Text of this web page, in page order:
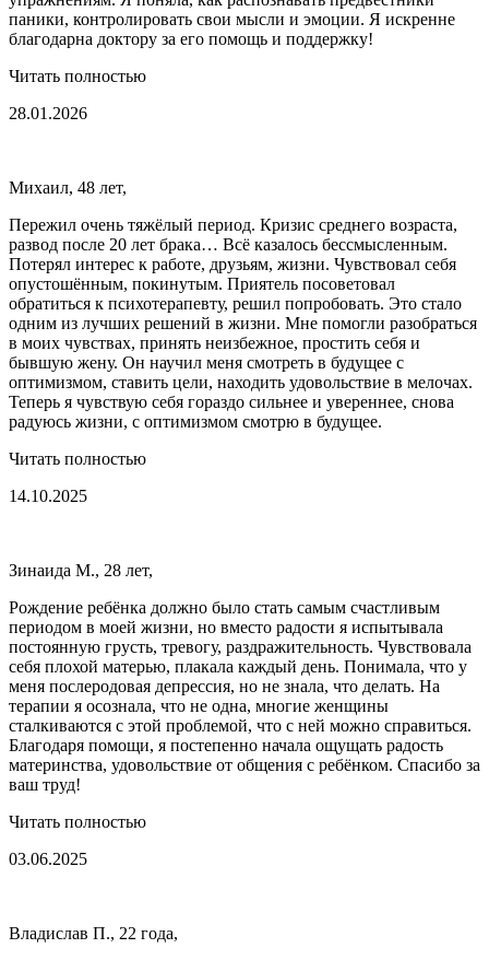
паники, контролировать свои мысли и эмоции. Я искренне
благодарна доктору за его помощь и поддержку!
Читать полностью
28.01.2026
Михаил, 48 лет,
Пережил очень тяжёлый период. Кризис среднего возраста,
развод после 20 лет брака… Всё казалось бессмысленным.
Потерял интерес к работе, друзьям, жизни. Чувствовал себя
опустошённым, покинутым. Приятель посоветовал
обратиться к психотерапевту, решил попробовать. Это стало
одним из лучших решений в жизни. Мне помогли разобраться
в моих чувствах, принять неизбежное, простить себя и
бывшую жену. Он научил меня смотреть в будущее с
оптимизмом, ставить цели, находить удовольствие в мелочах.
Теперь я чувствую себя гораздо сильнее и увереннее, снова
радуюсь жизни, с оптимизмом смотрю в будущее.
Читать полностью
14.10.2025
Зинаида М., 28 лет,
Рождение ребёнка должно было стать самым счастливым
периодом в моей жизни, но вместо радости я испытывала
постоянную грусть, тревогу, раздражительность. Чувствовала
себя плохой матерью, плакала каждый день. Понимала, что у
меня послеродовая депрессия, но не знала, что делать. На
терапии я осознала, что не одна, многие женщины
сталкиваются с этой проблемой, что с ней можно справиться.
Благодаря помощи, я постепенно начала ощущать радость
материнства, удовольствие от общения с ребёнком. Спасибо за
ваш труд!
Читать полностью
03.06.2025
Владислав П., 22 года,